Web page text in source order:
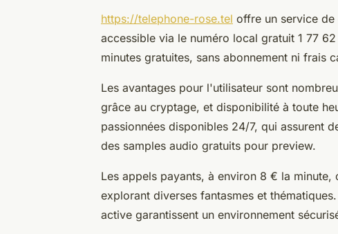
https://telephone-rose.tel offre un service de
accessible via le numéro local gratuit 1 77
minutes gratuites, sans abonnement ni frais
Les avantages pour l'utilisateur sont
grâce au cryptage, et disponibilité à toute
passionnées disponibles 24/7, qui assurent
des samples audio gratuits pour preview.
Les appels payants, à environ 8 € la
explorant diverses fantasmes et
active garantissent un environnement